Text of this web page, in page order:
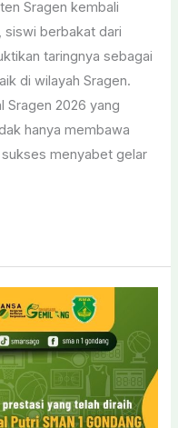
Sragen kembali
siswi berbakat dari
taringnya sebagai
di wilayah Sragen.
Sragen 2026 yang
hanya membawa
menyabet gelar